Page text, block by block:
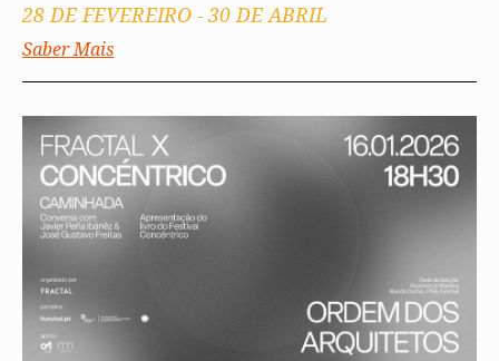
28 DE FEVEREIRO - 30 DE ABRIL
Saber Mais